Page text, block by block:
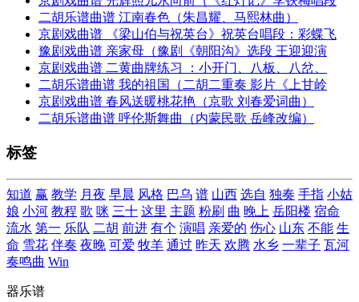
二胡乐谱曲谱 江南春色（朱昌耀、马熙林曲）
京剧戏曲谱 《梁山伯与祝英台》祝英台唱段：彩蝶飞
豫剧戏曲谱 亲家母（豫剧《朝阳沟》选段 王迎迎演
京剧戏曲谱 二黄曲牌练习 ：小开门、八板、八岔、
二胡乐谱曲谱 我的祖国（二胡二重奏 影片《上甘岭
京剧戏曲谱 春风送暖桃花艳（京歌 刘春爱词曲）
二胡乐谱曲谱 呼伦斯舞曲（内蒙民歌 岳峰改编）
标签
知道 赢 教学 月夜 早晨 风格 巴乌 谱 山西 选自 独奏 手指 小姑
娘 小河 教程 歌 咪 三十 这里 主题 粉刷 曲 晚上 岳阳楼 宿命
流水 第一 乐队 二胡 前进 有个 演唱 亲爱的 伤心 山东 不能 生
命 雪花 伴奏 夜晚 可爱 牧羊 通过 昨天 欢腾 水乡 一辈子 瓦河
奏鸣曲 Win
器乐谱